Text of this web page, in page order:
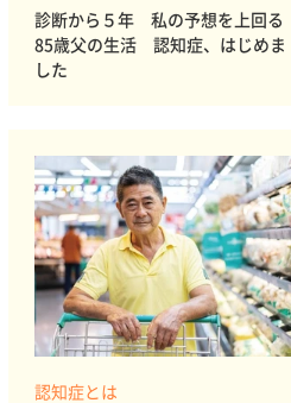
診断から５年 私の予想を上回る
85歳父の生活 認知症、はじめま
した
認知症とは